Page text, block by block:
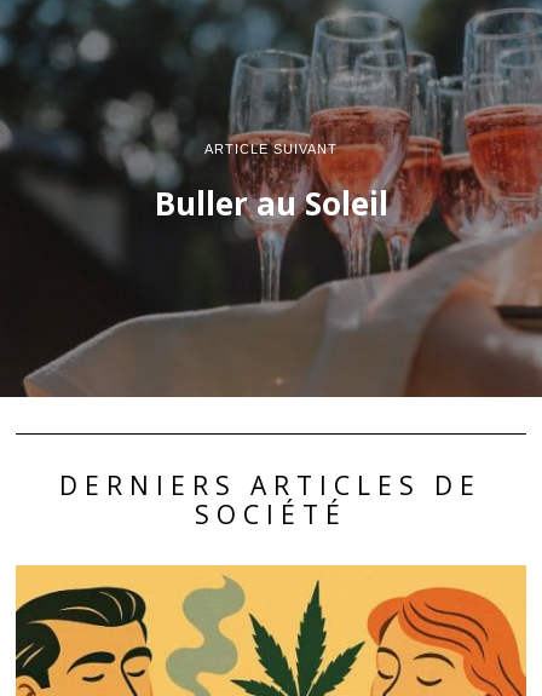
ARTICLE SUIVANT
Buller au Soleil
DERNIERS ARTICLES DE
SOCIÉTÉ